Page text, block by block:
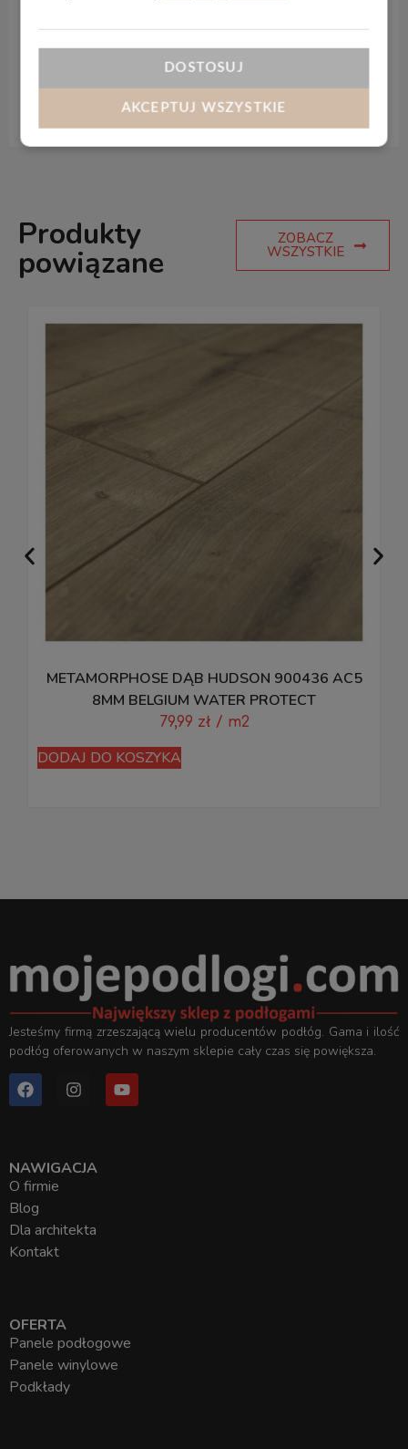
Specyfikacja techniczna
specjalną fugęDESIGN BEVELktóra urealistyczni
panele kolekcjiWoodric.
Produkty
powiązane
ZOBACZ
WSZYSTKIE
METAMORPHOSE DĄB HUDSON 900436 AC5
8MM BELGIUM WATER PROTECT
79,99 zł / m2
DODAJ DO KOSZYKA
Jesteśmy firmą zrzeszającą wielu producentów podłóg. Gama i ilość
podłóg oferowanych w naszym sklepie cały czas się powiększa.
NAWIGACJA
O firmie
Blog
Dla architekta
Kontakt
OFERTA
Panele podłogowe
Panele winylowe
Podkłady
DOSTOSUJ
AKCEPTUJ WSZYSTKIE